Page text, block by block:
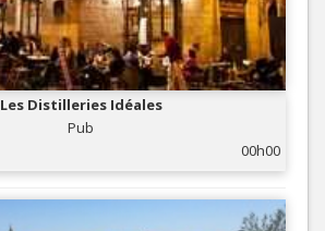
Les Distilleries Idéales
Pub
00h00